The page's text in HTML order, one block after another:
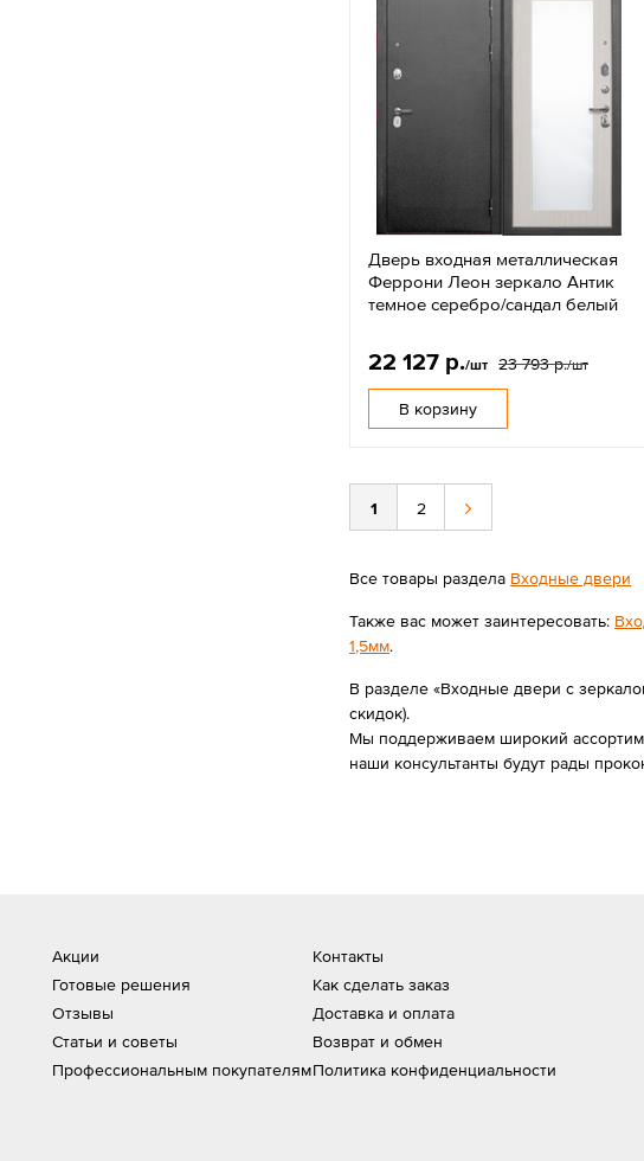
Дверь входная металлическая
Феррони Леон зеркало Антик
темное серебро/сандал белый
22 127 р./шт 23 793 р./шт
В корзину
1 2
Все товары раздела Входные двери
Также вас может заинтересовать:
1,5мм.
В разделе «Входные двери с
скидок).
Мы поддерживаем широкий
наши консультанты будут рады
Акции
Готовые решения
Отзывы
Статьи и советы
Профессиональным покупателям
Контакты
Как сделать заказ
Доставка и оплата
Возврат и обмен
Политика конфиденциальности